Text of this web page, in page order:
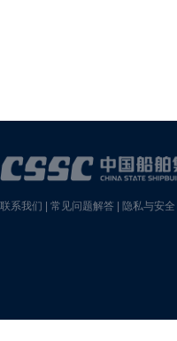
联系我们 常见问题解答 隐私与安全